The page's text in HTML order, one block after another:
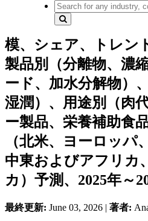
模、シェア、トレン
製品別（分離物、濃
ード、加水分解物）
湿潤）、用途別（肉
ー製品、栄養補助食
（北米、ヨーロッパ
中東およびアフリカ
カ）予測、2025年～
最終更新: June 03, 2026 | 著者: